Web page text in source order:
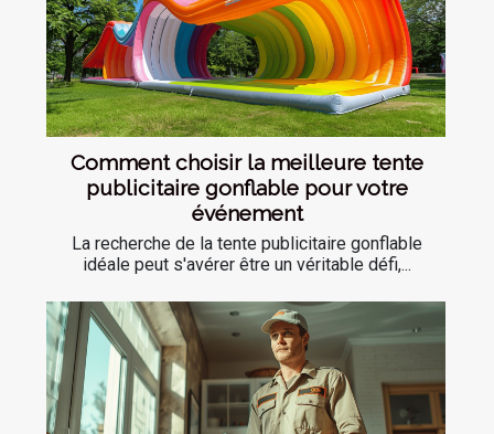
Comment choisir la meilleure tente
publicitaire gonflable pour votre
événement
La recherche de la tente publicitaire gonflable
idéale peut s'avérer être un véritable défi,...